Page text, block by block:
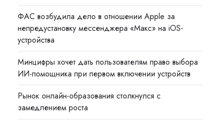
ФАС возбудила дело в отношении Apple за
непредустановку мессенджера «Макс» на iOS-
устройства
Минцифры хочет дать пользователям право выбора
ИИ-помощника при первом включении устройств
Рынок онлайн-образования столкнулся с
замедлением роста